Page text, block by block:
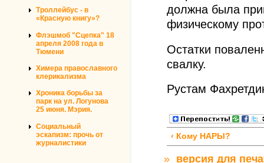
Троллейбус - в
«Красную книгу»?
Флэшмоб "Сцепка" 18
апреля 2008 года в
Тюмени
Химера православного
клерикализма
Хроника борьбы за
парк на ул. Логунова
25 июня. Мэрия.
Социальный
эскапизм: прочь от
журналистики
должна была
физическому
Остатки
свалку.
Рустам
‹ Кому НАРЫ?
» версия для